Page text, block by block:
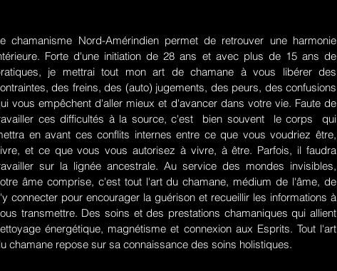
chamanisme Nord-Amérindien permet de retrouver une harmonie
Forte d'une initiation de 28 ans et avec plus de 15 ans de
je mettrai tout mon art de chamane à vous libérer des
des freins, des (auto) jugements, des peurs, des confusions
vous empêchent d'aller mieux et d'avancer dans votre vie. Faute de
ces difficultés à la source, c'est bien souvent le corps qui
en avant ces conflits internes entre ce que vous voudriez être,
et ce que vous vous autorisez à vivre, à être. Parfois, il faudra
sur la lignée ancestrale. Au service des mondes invisibles,
âme comprise, c'est tout l'art du chamane, médium de l'âme, de
connecter pour encourager la guérison et recueillir les informations à
transmettre. Des soins et des prestations chamaniques qui allient
énergétique, magnétisme et connexion aux Esprits. Tout l'art
chamane repose sur sa connaissance des soins holistiques.